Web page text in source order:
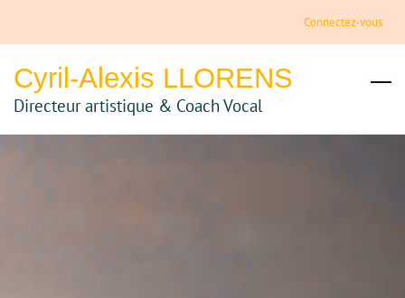
to
main
content
Connectez-vous
Cyril-Alexis LLORENS
Directeur artistique & Coach Vocal